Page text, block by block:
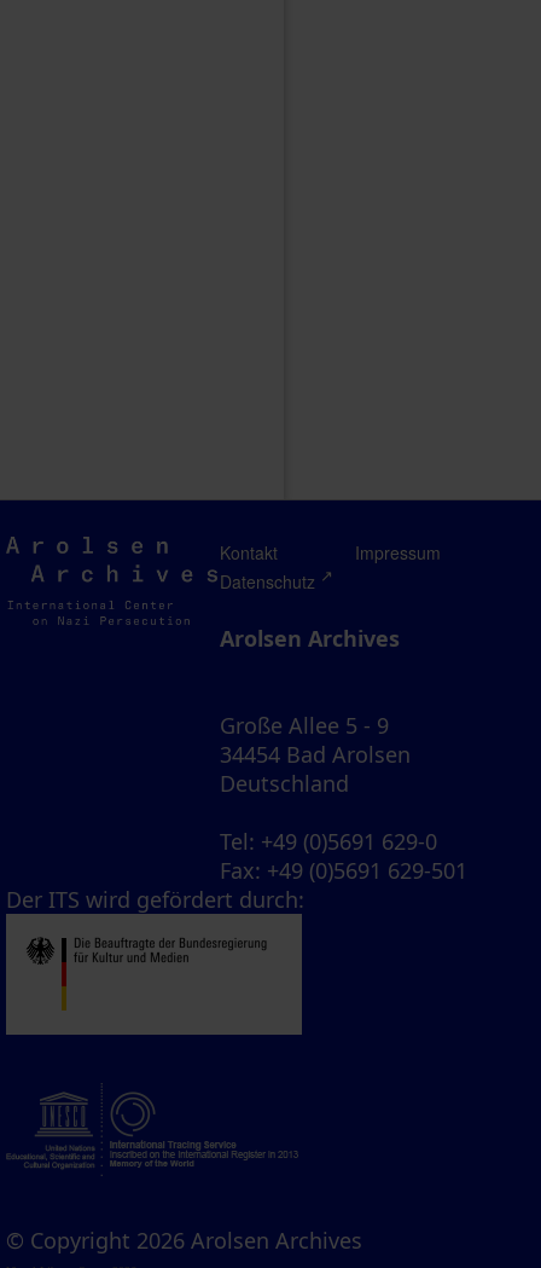
Arolsen
Archives
Kontakt
Impressum
Datenschutz
Arolsen Archives
Große Allee 5 - 9
34454 Bad Arolsen
Deutschland
Tel: +49 (0)5691 629-0
Fax: +49 (0)5691 629-501
Der ITS wird gefördert durch:
© Copyright 2026 Arolsen Archives